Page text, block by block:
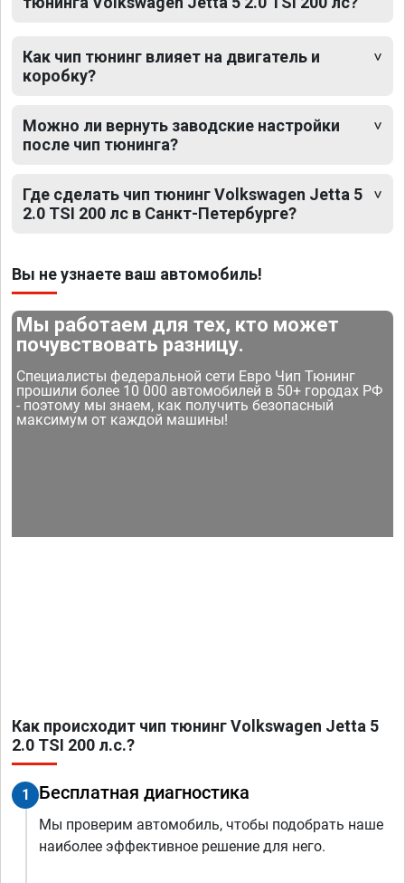
Как чип тюнинг влияет на двигатель и
коробку?
Можно ли вернуть заводские настройки
после чип тюнинга?
Где сделать чип тюнинг Volkswagen Jetta 5
2.0 TSI 200 лс в Санкт-Петербурге?
Вы не узнаете ваш автомобиль!
Мы работаем для тех, кто может
почувствовать разницу.
Специалисты федеральной сети Евро Чип Тюнинг
прошили более 10 000 автомобилей в 50+ городах РФ
- поэтому мы знаем, как получить безопасный
максимум от каждой машины!
Как происходит чип тюнинг Volkswagen Jetta 5
2.0 TSI 200 л.с.?
1 Бесплатная диагностика
Мы проверим автомобиль, чтобы подобрать наше
наиболее эффективное решение для него.